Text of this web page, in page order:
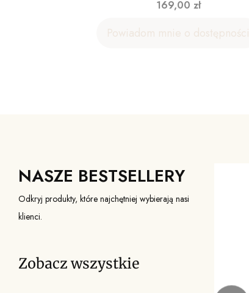
Cena
169,00 zł
Powiadom mnie o dostępności
NASZE BESTSELLERY
Odkryj produkty, które najchętniej wybierają nasi
klienci.
Zobacz wszystkie